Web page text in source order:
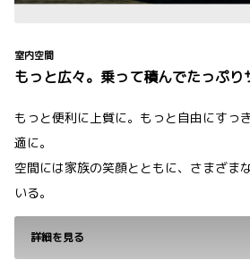
室内空間
もっと広々。乗って積んでたっぷり
もっと便利に上質に。もっと自由にすっ
適に。
空間には家族の笑顔とともに、さまざま
いる。
詳細を見る